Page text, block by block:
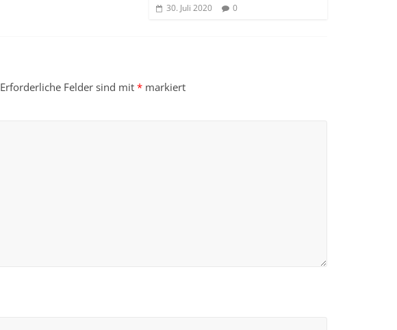
30. Juli 2020 0
Erforderliche Felder sind mit * markiert